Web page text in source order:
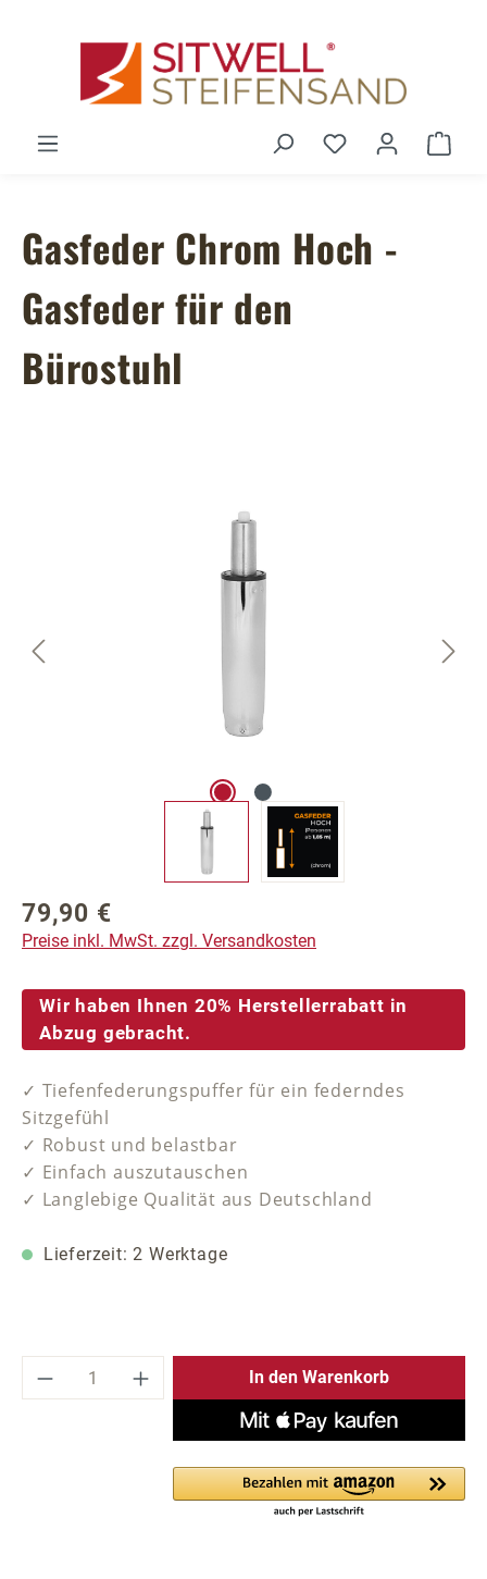
Du hast 0
Gasfeder Chrom Hoch -
Gasfeder für den
Bürostuhl
Bildergalerie überspringen
Regulärer Preis:
79,90 €
Preise inkl. MwSt. zzgl. Versandkosten
Wir haben Ihnen 20% Herstellerrabatt in
Abzug gebracht.
✓ Tiefenfederungspuffer für ein federndes
Sitzgefühl
✓ Robust und belastbar
✓ Einfach auszutauschen
✓ Langlebige Qualität aus Deutschland
Lieferzeit: 2 Werktage
Produkt Anzahl: Gib den gewünschten
In den Warenkorb